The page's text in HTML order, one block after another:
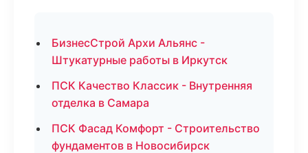
БизнесСтрой Архи Альянс -
Штукатурные работы в Иркутск
ПСК Качество Классик - Внутренняя
отделка в Самара
ПСК Фасад Комфорт - Строительство
фундаментов в Новосибирск